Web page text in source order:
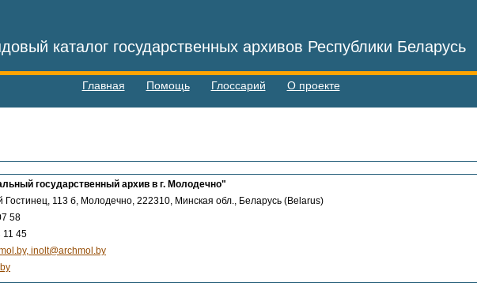
каталог государственных архивов Республики Беларусь
Главная Помощь Глоссарий О проекте
государственный архив в г. Молодечно"
Гостинец, 113 б, Молодечно, 222310, Минская обл., Беларусь (Belarus)
58
11 45
inolt@archmol.by